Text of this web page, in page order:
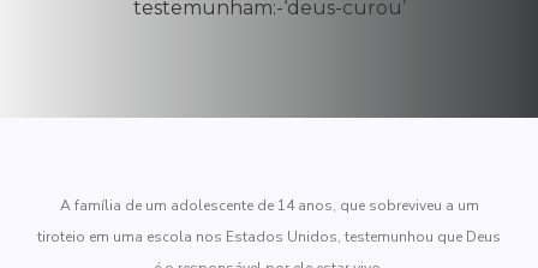
A família de um adolescente de 14 anos, que sobreviveu a um
tiroteio em uma escola nos Estados Unidos, testemunhou que Deus